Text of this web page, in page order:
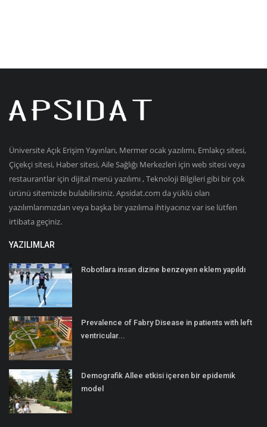
Üniversite Açık Erişim Yayınları, Mermer ocak yazılımı, Emlakçı sitesi,
Çiçekçi sitesi, Haber sitesi, Aile Sağlığı Merkezleri için web sitesi veya
restaurantlar için dijital menü yazılımı , Teknoloji Bilgileri gibi bir çok
ürünü sitemizde bulabilirsiniz. Apsidat.com da yüklü olan
yazılımlarımızdan veya başka bir yazılıma ihtiyacınız var ise lütfen
irtibata geçiniz.
YAZILIMLAR
Robotlara insan dizine benzeyen eklem yapıldı
Prevalence of Fabry Disease in patients with left
ventricular...
Demografik Allee etkisi içeren bir epidemik
model